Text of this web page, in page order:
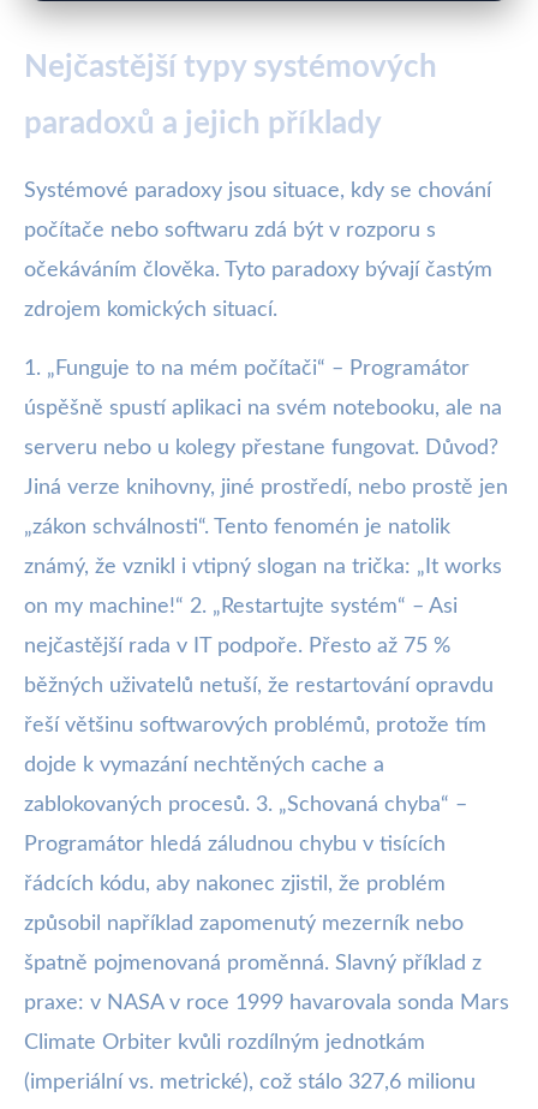
Nejčastější typy systémových
paradoxů a jejich příklady
Systémové paradoxy jsou situace, kdy se chování
počítače nebo softwaru zdá být v rozporu s
očekáváním člověka. Tyto paradoxy bývají častým
zdrojem komických situací.
1. „Funguje to na mém počítači“ – Programátor
úspěšně spustí aplikaci na svém notebooku, ale na
serveru nebo u kolegy přestane fungovat. Důvod?
Jiná verze knihovny, jiné prostředí, nebo prostě jen
„zákon schválnosti“. Tento fenomén je natolik
známý, že vznikl i vtipný slogan na trička: „It works
on my machine!“ 2. „Restartujte systém“ – Asi
nejčastější rada v IT podpoře. Přesto až 75 %
běžných uživatelů netuší, že restartování opravdu
řeší většinu softwarových problémů, protože tím
dojde k vymazání nechtěných cache a
zablokovaných procesů. 3. „Schovaná chyba“ –
Programátor hledá záludnou chybu v tisících
řádcích kódu, aby nakonec zjistil, že problém
způsobil například zapomenutý mezerník nebo
špatně pojmenovaná proměnná. Slavný příklad z
praxe: v NASA v roce 1999 havarovala sonda Mars
Climate Orbiter kvůli rozdílným jednotkám
(imperiální vs. metrické), což stálo 327,6 milionu